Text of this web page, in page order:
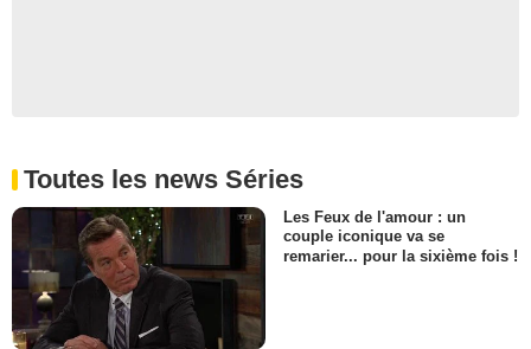
Toutes les news Séries
Les Feux de l'amour : un
couple iconique va se
remarier... pour la sixième fois !